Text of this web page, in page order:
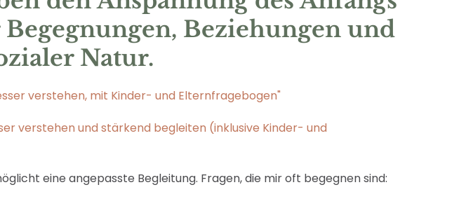
Beziehungen und
Natur.
verstehen, mit Kinder- und Elternfragebogen"
verstehen und stärkend begleiten (inklusive Kinder- und
eine angepasste Begleitung. Fragen, die mir oft begegnen sind: